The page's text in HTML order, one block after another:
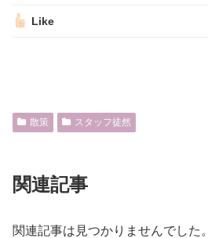
Like
散策 スタッフ徒然
関連記事
関連記事は見つかりませんでした。